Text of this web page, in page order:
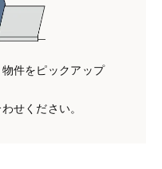
件をピックアップ
せください。